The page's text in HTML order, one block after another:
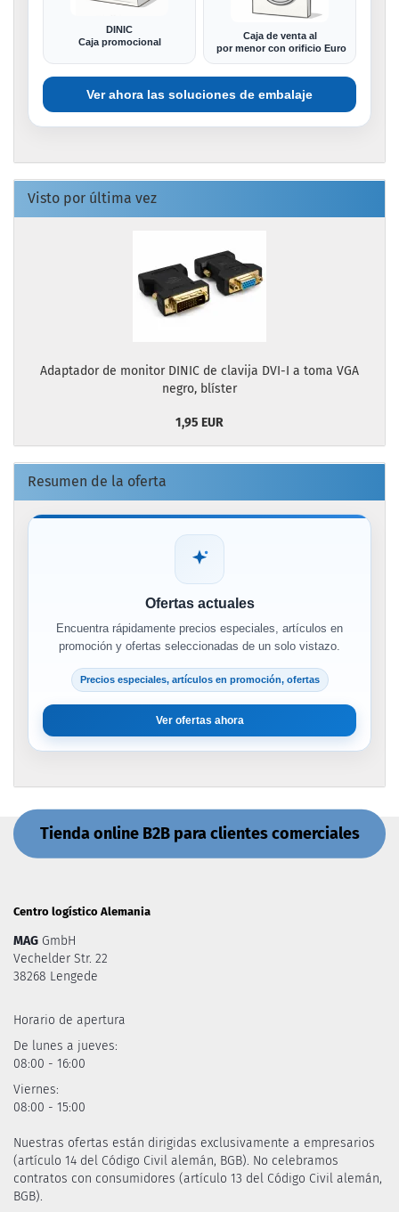
DINIC
Caja promocional
Caja de venta al
por menor con orificio Euro
Ver ahora las soluciones de embalaje
Visto por última vez
Adaptador de monitor DINIC de clavija DVI-I a toma VGA
negro, blíster
1,95 EUR
Resumen de la oferta
Ofertas actuales
Encuentra rápidamente precios especiales, artículos en
promoción y ofertas seleccionadas de un solo vistazo.
Precios especiales, artículos en promoción, ofertas
Ver ofertas ahora
Tienda online B2B para clientes comerciales
Centro logístico Alemania
MAG GmbH
Vechelder Str. 22
38268 Lengede
Horario de apertura
De lunes a jueves:
08:00 - 16:00
Viernes:
08:00 - 15:00
Nuestras ofertas están dirigidas exclusivamente a empresarios
(artículo 14 del Código Civil alemán, BGB). No celebramos
contratos con consumidores (artículo 13 del Código Civil alemán,
BGB).